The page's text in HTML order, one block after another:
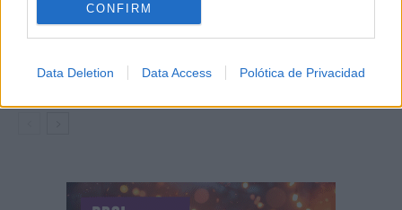
CONFIRM
Data Deletion Data Access Polótica de Privacidad
El Festival Internacional de Cine de Almagro
07/08/2026